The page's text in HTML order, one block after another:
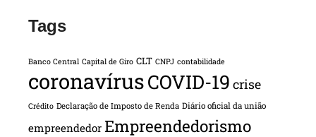
Tags
Banco Central Capital de Giro CLT CNPJ contabilidade
coronavírusCOVID-19 crise
Crédito Declaração de Imposto de Renda Diário oficial da união
empreendedor Empreendedorismo